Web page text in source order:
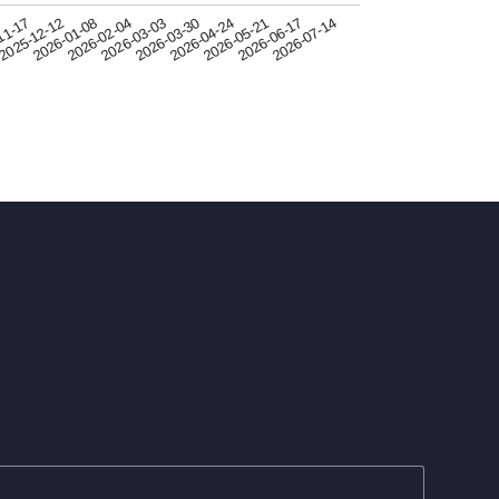
1712-12
2026-01-082026-02-042026-03-032026-03-302026-04-242026-05-212026-06-17
2026-07-14